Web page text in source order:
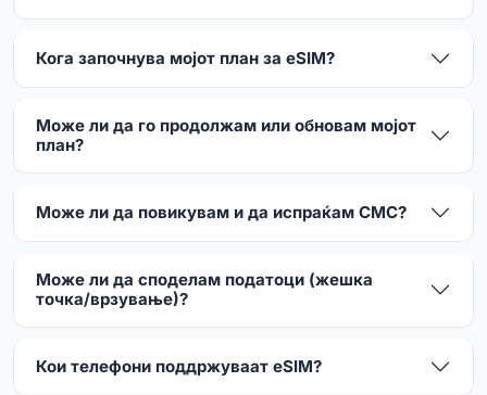
Кога започнува мојот план за eSIM?
Може ли да го продолжам или обновам мојот
план?
Може ли да повикувам и да испраќам СМС?
Може ли да споделам податоци (жешка
точка/врзување)?
Кои телефони поддржуваат eSIM?